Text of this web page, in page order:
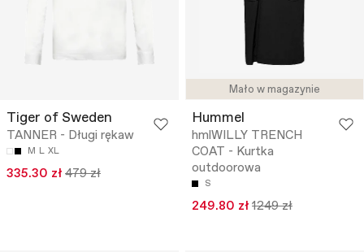
Tiger of Sweden
TANNER - Długi rękaw
M L XL
335.30 zł 479 zł
Mało w magazynie
Hummel
hmlWILLY TRENCH
COAT - Kurtka
outdoorowa
S
249.80 zł 1249 zł